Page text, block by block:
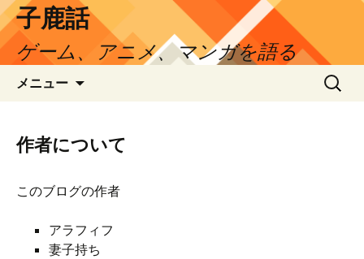
コ
ン
テ
ン
へ
子鹿話
ゲーム、アニメ、マンガを語る
メニュー
検
索:
作者について
このブログの作者
アラフィフ
妻子持ち